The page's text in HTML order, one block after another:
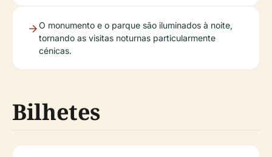
O monumento e o parque são iluminados à noite,
tornando as visitas noturnas particularmente
cénicas.
Bilhetes